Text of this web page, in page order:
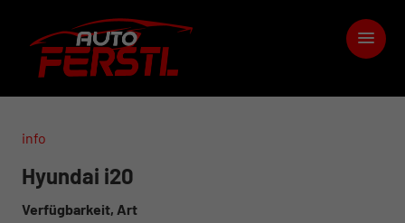
info
Hyundai i20
Verfügbarkeit, Art